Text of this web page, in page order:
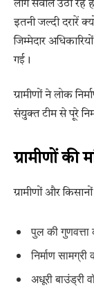
लोग सवाल उठा रहे
इतनी जल्दी दरारें
जिम्मेदार
गई।
ग्रामीणों ने लोक
संयुक्त टीम से पूरे
ग्रामीणों की
ग्रामीणों और
पुल की
निर्माण
अधूरी बाउंड्री